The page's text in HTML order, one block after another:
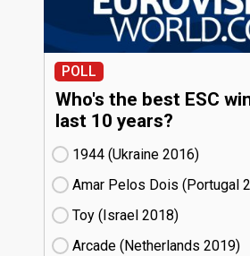
POLL
Who's the best ESC
last 10 years?
1944 (Ukraine
16)
Amar Pelos Dois (Portugal
Toy (Israel
18)
Arcade (Netherlands
19)